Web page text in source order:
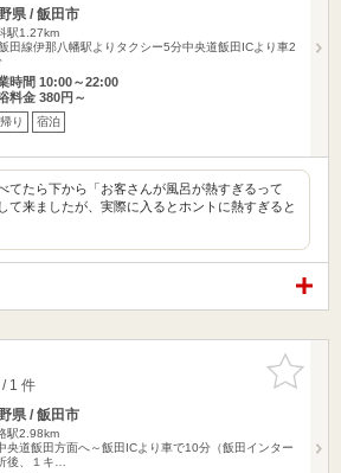
県 / 飯田市
駅1.27km
田線伊那八幡駅よりタクシー5分中央道飯田ICより車2
時間 10:00～22:00
料金 380円～
り 宿泊
てたら下から「お客さんが風呂が熱すぎるって
て来ましたが、実際に入るとホントに熱すぎると
お気に入
りに追加
1 件
県 / 飯田市
駅2.98km
央道飯田方面へ～飯田ICより車で10分（飯田インター
後、１キ…